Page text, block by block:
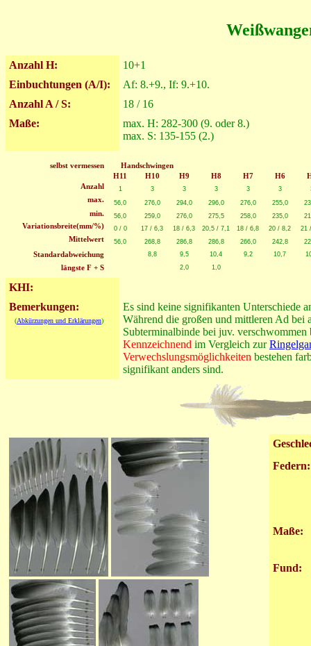
Anzahl H:
10+1
Einbuchtungen (A/I):
Af: 8.+9., If: 9.+10.
Anzahl A / S:
18 / 16
Maße:
max. H: 282-300 (9. oder 8.)
max. S: 135-155 (2.)
selbst vermessen Handschwingen
H11
H10 H9 H8 H7 H6
Anzahl
1 3 3 3 3 3
max. 56,0 276,0 294,0 296,0 276,0 255,0
min. 56,0 259,0 276,0 275,5 258,0 235,0
Variationsbreite(mm/%) 0 / 0 17 / 6,3 18 / 6,3 20,5 / 7,1 18 / 6,8 20 / 8,2 21
Mittelwert 56,0 268,8 286,8 286,8 266,0 242,8
Standardabweichung 8,8 9,5 10,4 9,2 10,7
längste F + S 2,0 1,0
KHI:
Bemerkungen:
(Abkürzungen und Erklärungen)
Es sind keine signifikanten Unterschiede
Während die großen und mittleren Ad bei
Subterminalbinde bei juv.
Kennzeichnend im Vergleich zur
Verwechslungsmöglichkeiten bestehen
signifikant anders sind.
Federn:
Maße:
Fund: